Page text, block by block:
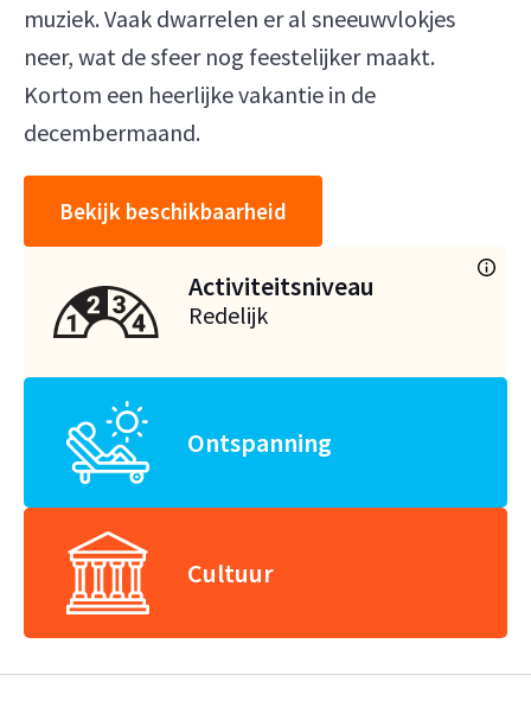
muziek. Vaak dwarrelen er al sneeuwvlokjes
neer, wat de sfeer nog feestelijker maakt.
Kortom een heerlijke vakantie in de
decembermaand.
Bekijk beschikbaarheid
Activiteitsniveau
Redelijk
Ontspanning
Cultuur